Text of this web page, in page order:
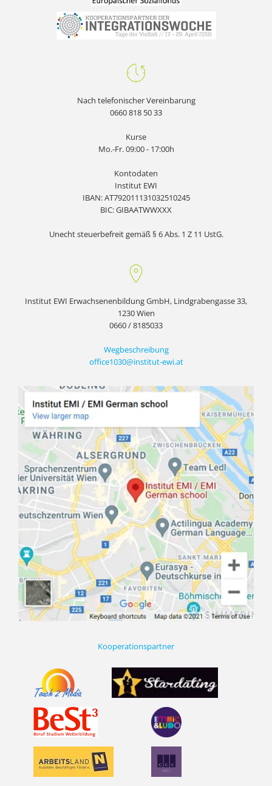
Nach telefonischer Vereinbarung
0660 818 50 33
Kurse
Mo.-Fr. 09:00 - 17:00h
Kontodaten
Institut EWI
IBAN: AT792011131032510245
BIC: GIBAATWWXXX
Unecht steuerbefreit gemäß § 6 Abs. 1 Z 11 UstG.
Institut EWI Erwachsenenbildung GmbH, Lindgrabengasse 33,
1230 Wien
0660 / 8185033
Wegbeschreibung
office1030@institut-ewi.at
Kooperationspartner